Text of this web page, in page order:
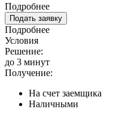
Подробнее
Подать заявку
Подробнее
Условия
Решение:
до 3 минут
Получение:
На счет заемщика
Наличными